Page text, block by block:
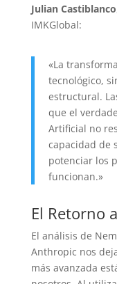
Julian Castiblanco
IMKGlobal:
«La
tecnológico,
estructural.
que el
Artificial no
capacidad de
potenciar los
funcionan.»
El Retorno
El análisis de
Anthropic nos
más avanzada